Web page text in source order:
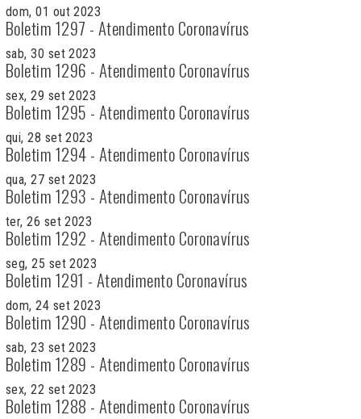
dom, 01 out 2023
Boletim 1297 - Atendimento Coronavírus
sab, 30 set 2023
Boletim 1296 - Atendimento Coronavírus
sex, 29 set 2023
Boletim 1295 - Atendimento Coronavírus
qui, 28 set 2023
Boletim 1294 - Atendimento Coronavírus
qua, 27 set 2023
Boletim 1293 - Atendimento Coronavírus
ter, 26 set 2023
Boletim 1292 - Atendimento Coronavírus
seg, 25 set 2023
Boletim 1291 - Atendimento Coronavírus
dom, 24 set 2023
Boletim 1290 - Atendimento Coronavírus
sab, 23 set 2023
Boletim 1289 - Atendimento Coronavírus
sex, 22 set 2023
Boletim 1288 - Atendimento Coronavírus